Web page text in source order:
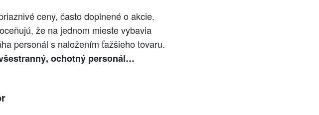
ceny, často doplnené o akcie.
že na jednom mieste vybavia
personál s naložením ťažšieho tovaru.
ochotný personál…